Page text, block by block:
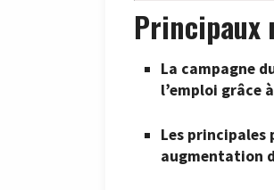
Principaux
La campagne
l’emploi grâce
Les principales
augmentation